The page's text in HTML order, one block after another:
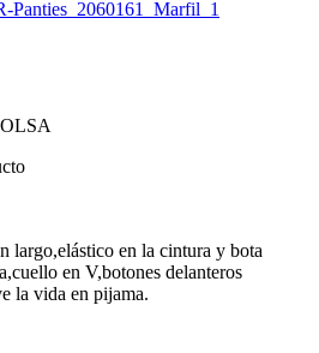
largo,elástico en la cintura y bota
en V,botones delanteros
la vida en pijama.